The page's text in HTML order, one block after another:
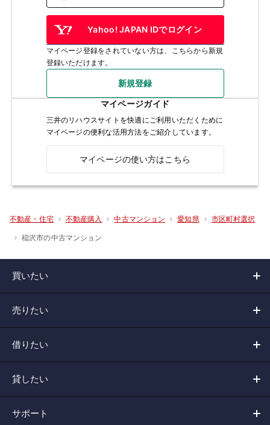
Yahoo! JAPAN IDでログイン
マイページ登録をされていない方は、こちらから新規
登録いただけます。
新規登録
マイページガイド
三井のリハウスサイトを快適にご利用いただくために
マイページの便利な活用方法をご紹介しています。
マイページの使い方はこちら
不動産・住宅 不動産購入 中古マンション 愛知県 市区町村選択
稲沢市の中古マンション
買いたい
売りたい
借りたい
貸したい
サポート